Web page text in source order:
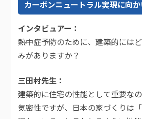
カーボンニュートラル実現に向か
インタビュアー
熱中症予防のために、建築的には
みがありますか？
三田村先生
建築的に住宅の性能として重要な
気密性ですが、日本の家づくりは